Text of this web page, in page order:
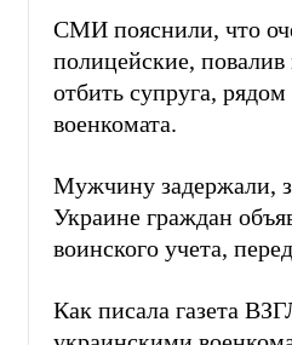
СМИ пояснили, что
полицейские,
отбить супруга,
военкомата.
Мужчину задержали,
Украине граждан
воинского учета,
Как писала газета